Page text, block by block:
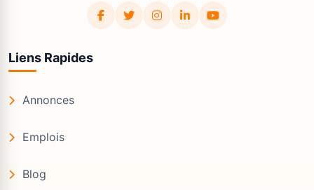
Liens Rapides
Annonces
Emplois
Blog